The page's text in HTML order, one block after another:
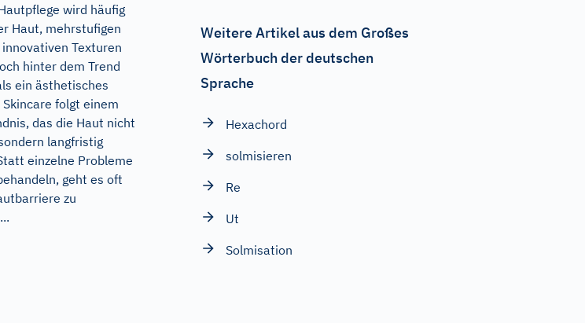
wird häufig
Haut, mehrstufigen
Texturen
hinter dem Trend
ein ästhetisches
folgt einem
das die Haut nicht
langfristig
einzelne Probleme
geht es oft
zu
Weitere Artikel aus dem Großes
Wörterbuch der deutschen
Sprache
Hexachord
solmisieren
Re
Ut
Solmisation